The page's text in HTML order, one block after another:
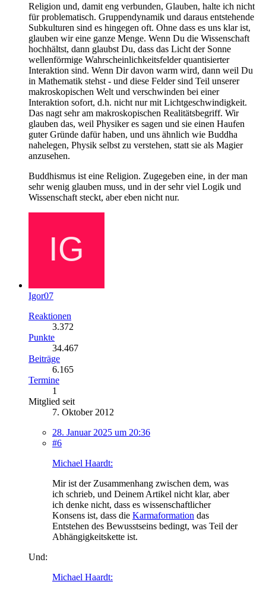
Religion und, damit eng verbunden, Glauben, halte ich nicht
für problematisch. Gruppendynamik und daraus entstehende
Subkulturen sind es hingegen oft. Ohne dass es uns klar ist,
glauben wir eine ganze Menge. Wenn Du die Wissenschaft
hochhältst, dann glaubst Du, dass das Licht der Sonne
wellenförmige Wahrscheinlichkeitsfelder quantisierter
Interaktion sind. Wenn Dir davon warm wird, dann weil Du
in Mathematik stehst - und diese Felder sind Teil unserer
makroskopischen Welt und verschwinden bei einer
Interaktion sofort, d.h. nicht nur mit Lichtgeschwindigkeit.
Das nagt sehr am makroskopischen Realitätsbegriff. Wir
glauben das, weil Physiker es sagen und sie einen Haufen
guter Gründe dafür haben, und uns ähnlich wie Buddha
nahelegen, Physik selbst zu verstehen, statt sie als Magier
anzusehen.
Buddhismus ist eine Religion. Zugegeben eine, in der man
sehr wenig glauben muss, und in der sehr viel Logik und
Wissenschaft steckt, aber eben nicht nur.
Igor07
Reaktionen
3.372
Punkte
34.467
Beiträge
6.165
Termine
1
Mitglied seit
7. Oktober 2012
28. Januar 2025 um 20:36
#6
Michael Haardt:
Mir ist der Zusammenhang zwischen dem, was
ich schrieb, und Deinem Artikel nicht klar, aber
ich denke nicht, dass es wissenschaftlicher
Konsens ist, dass die Karmaformation das
Entstehen des Bewusstseins bedingt, was Teil der
Abhängigkeitskette ist.
Und:
Michael Haardt: